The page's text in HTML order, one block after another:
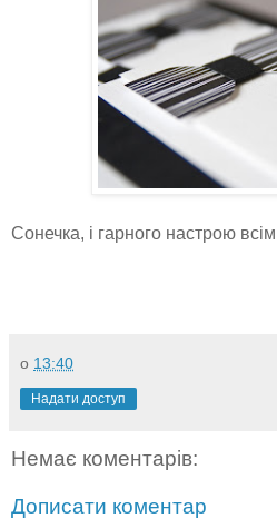
Сонечка, і гарного настрою
о 13:40
Надати доступ
Немає коментарів:
Дописати коментар